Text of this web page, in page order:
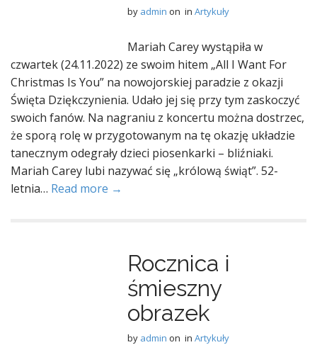
by admin on in Artykuły
Mariah Carey wystąpiła w
czwartek (24.11.2022) ze swoim hitem „All I Want For
Christmas Is You” na nowojorskiej paradzie z okazji
Święta Dziękczynienia. Udało jej się przy tym zaskoczyć
swoich fanów. Na nagraniu z koncertu można dostrzec,
że sporą rolę w przygotowanym na tę okazję układzie
tanecznym odegrały dzieci piosenkarki – bliźniaki.
Mariah Carey lubi nazywać się „królową świąt”. 52-
letnia… Read more →
Rocznica i
śmieszny
obrazek
by admin on in Artykuły